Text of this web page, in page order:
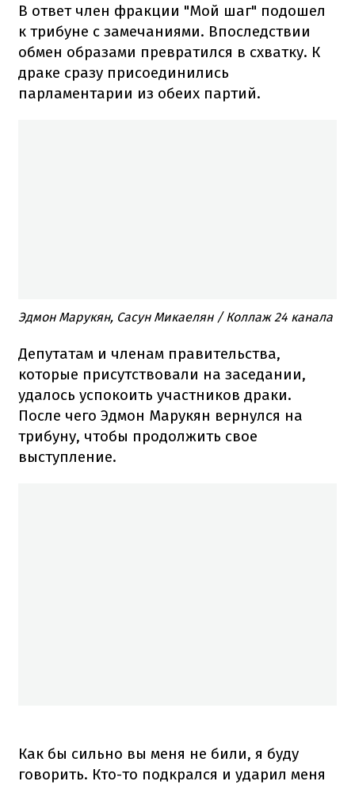
В ответ член фракции "Мой шаг" подошел
к трибуне с замечаниями. Впоследствии
обмен образами превратился в схватку. К
драке сразу присоединились
парламентарии из обеих партий.
Эдмон Марукян, Сасун Микаелян / Коллаж 24 канала
Депутатам и членам правительства,
которые присутствовали на заседании,
удалось успокоить участников драки.
После чего Эдмон Марукян вернулся на
трибуну, чтобы продолжить свое
выступление.
Как бы сильно вы меня не били, я буду
говорить. Кто-то подкрался и ударил меня